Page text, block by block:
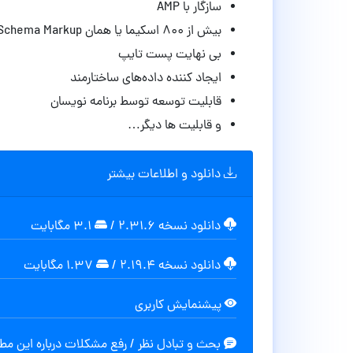
سازگار با AMP
بیش از 800 اسکیما یا همان Schema Markup
بی نهایت پست تایپ
ایجاد کننده داده‌های ساختارمند
قابلیت توسعه توسط برنامه نویسان
و قابلیت ها دیگر…
دانلود و اطلاعات بیشتر
دانلود نسخه ۲.۳۱.۶ /
دانلود نسخه ۲.۱۹.۴ /
پیشنمایش کاربری
بحث و تبادل نظر / رفع مشکلات درباره این